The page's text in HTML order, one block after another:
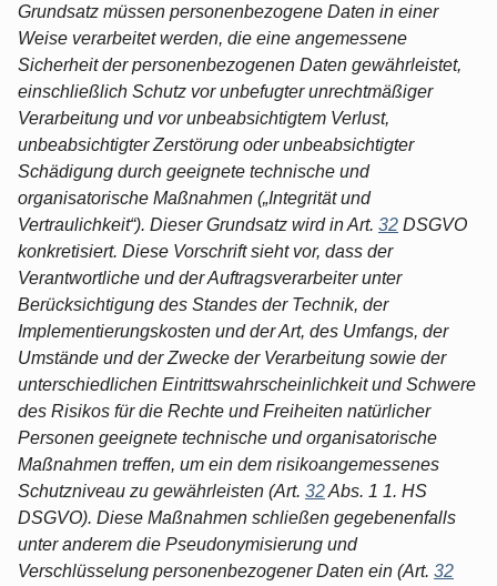
Grundsatz müssen personenbezogene Daten in einer
Weise verarbeitet werden, die eine angemessene
Sicherheit der personenbezogenen Daten gewährleistet,
einschließlich Schutz vor unbefugter unrechtmäßiger
Verarbeitung und vor unbeabsichtigtem Verlust,
unbeabsichtigter Zerstörung oder unbeabsichtigter
Schädigung durch geeignete technische und
organisatorische Maßnahmen („Integrität und
Vertraulichkeit“). Dieser Grundsatz wird in Art. 32 DSGVO
konkretisiert. Diese Vorschrift sieht vor, dass der
Verantwortliche und der Auftragsverarbeiter unter
Berücksichtigung des Standes der Technik, der
Implementierungskosten und der Art, des Umfangs, der
Umstände und der Zwecke der Verarbeitung sowie der
unterschiedlichen Eintrittswahrscheinlichkeit und Schwere
des Risikos für die Rechte und Freiheiten natürlicher
Personen geeignete technische und organisatorische
Maßnahmen treffen, um ein dem risikoangemessenes
Schutzniveau zu gewährleisten (Art. 32Abs. 1 1. HS
DSGVO). Diese Maßnahmen schließen gegebenenfalls
unter anderem die Pseudonymisierung und
Verschlüsselung personenbezogener Daten ein (Art. 32